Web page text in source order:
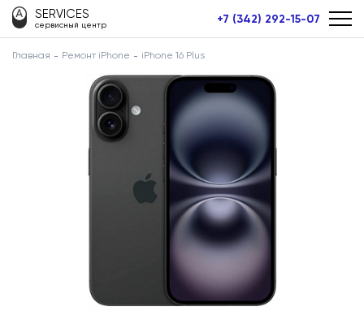
SERVICES
сервисный центр +7 (342) 292-15-07
Главная Ремонт iPhone iPhone 16 Plus